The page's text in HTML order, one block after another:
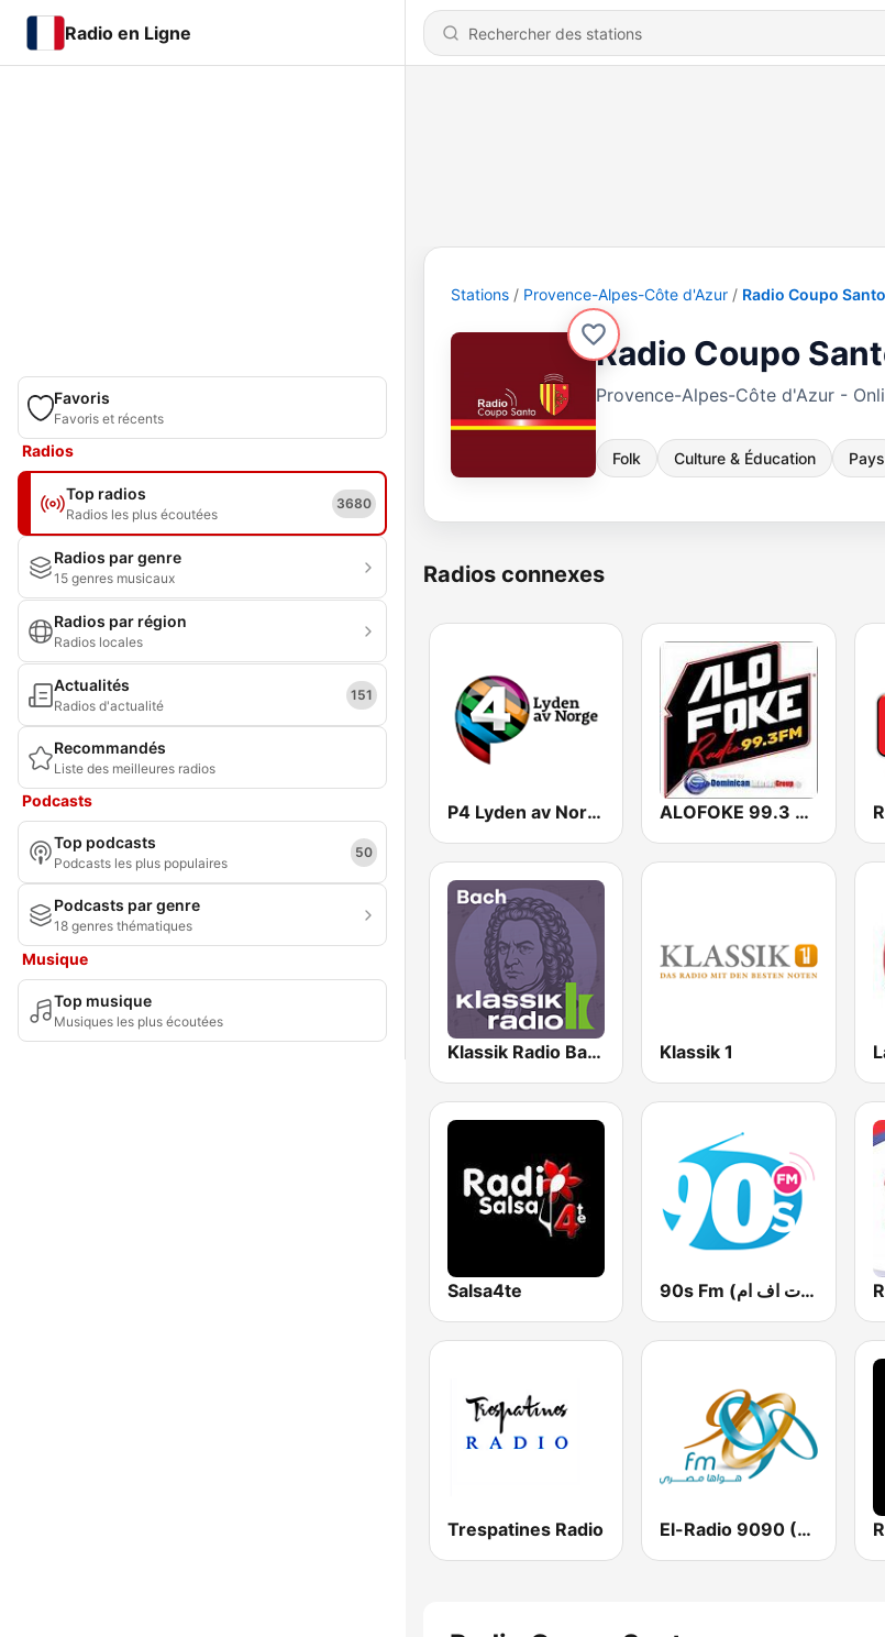
Radio en Ligne
Favoris
Favoris et récents
Radios
Top radios
Radios les plus écoutées
3680
Radios par genre
15 genres musicaux
Radios par région
Radios locales
Actualités
Radios d'actualité
151
Recommandés
Liste des meilleures radios
Podcasts
Top podcasts
Podcasts les plus populaires
50
Podcasts par genre
18 genres thématiques
Musique
Top musique
Musiques les plus écoutées
Stations Provence-Alpes-Côte d'Azur Radio Coupo Santo
Radio Coupo
Provence-Alpes-Côte d'Azur -
Folk Culture & Éducation Pays
Radios connexes
P4 Lyden av Norge ALOFOKE 99.3 FM
Klassik Radio Bach Klassik 1
Salsa4te 90s Fm (تسعينات اف ام)
Trespatines Radio El-Radio‎ 9090 (الراديو٩٠٩٠)